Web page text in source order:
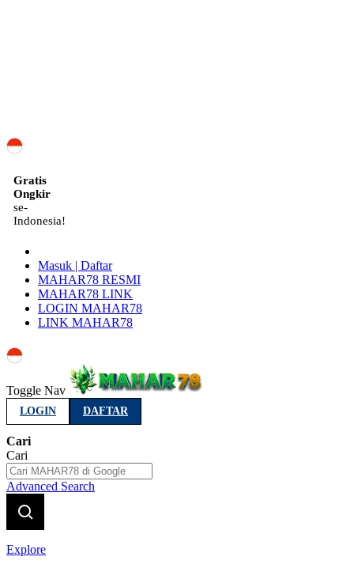
Gratis
Ongkir
se-
Indonesia!
Masuk | Daftar
MAHAR78 RESMI
MAHAR78 LINK
LOGIN MAHAR78
LINK MAHAR78
Toggle Nav
LOGIN DAFTAR
Cari
Cari
Advanced Search
Explore